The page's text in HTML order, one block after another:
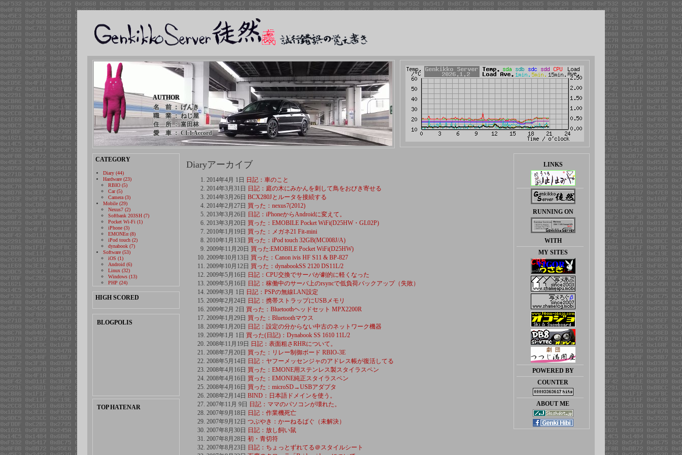
AUTHOR
名 前 ： げんき
職 業 ： ねじ屋
住 所 ： 富田林
愛 車 ： CL1 Accord
CATEGORY
Diary (44)
Hardware (23)
RBIO (5)
Car (5)
Camera (3)
Mobile (29)
Nexus7 (2)
Softbank 203SH (7)
Pocket Wi-Fi (1)
iPhone (3)
EMONEα (8)
iPod touch (2)
dynabook (7)
Software (53)
iOS (1)
Android (6)
Linux (32)
Windows (13)
PHP (24)
HIGH SCORED
BLOGPOLIS
TOP HATENAR
LINKS
RUNNING ON
WITH
MY SITES
POWERED BY
COUNTER
ABOUT ME
Diaryアーカイブ
2014年4月 1日 日記：車のこと
2014年3月31日 日記：庭の木にみかんを刺して鳥をおびき寄せる
2014年3月26日 BCX280Jとルータを接続する
2014年2月27日 買った：nexus7(2012)
2013年3月26日 日記：iPhoneからAndroidに変えて。
2013年3月20日 買った：EMOBILE Pocket WiFi(D25HW・GL02P)
2010年1月19日 買った：メガネ21 Fit-mini
2010年1月13日 買った：iPod touch 32GB(MC008J/A)
2009年11月20日 買った:EMOBILE Pocket WiFi(D25HW)
2009年10月13日 買った：Canon ivis HF S11 & BP-827
2009年10月12日 買った：dynabookSS 2120 DS11L/2
2009年5月16日 日記：CPU交換でサーバが劇的に軽くなった
2009年5月16日 日記：稼働中のサーバ上のrsyncで低負荷バックアップ（失敗）
2009年3月 1日 日記：PSPの無線LAN設定
2009年2月24日 日記：携帯ストラップにUSBメモリ
2009年2月 2日 買った：Bluetoothヘッドセット MPX2200R
2009年1月29日 買った：Bluetoothマウス
2009年1月20日 日記：設定の分からない中古のネットワーク機器
2009年1月 1日 買った(日記)：Dynabook SS 1610 11L/2
2008年11月19日 日記：表面粗さRHRについて。
2008年7月20日 買った：リレー制御ボード RBIO-3E
2008年5月14日 日記：ヤフーメッセンジャのアドレス帳が復活してる
2008年4月16日 買った：EMONE用ステンレス製スタイラスペン
2008年4月16日 買った：EMONE純正スタイラスペン
2008年4月16日 買った：microSD→USBアダプタ
2008年2月14日 BIND：日本語ドメインを使う。
2007年11月 9日 日記：ママのパソコンが壊れた。
2007年9月18日 日記：作業機死亡
2007年9月12日 つぶやき：かーねるばぐ（未解決）
2007年8月30日 日記：放し飼い鼠
2007年8月28日 初・青切符
2007年8月23日 日記：ちょっとずれてる＠スタイルシート